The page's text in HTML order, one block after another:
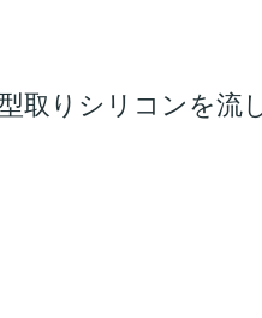
取りシリコンを流